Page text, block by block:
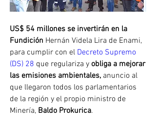
US$ 54 millones se invertirán en la
Fundición Hernán Videla Lira de Enami,
para cumplir con el Decreto Supremo
(DS) 28 que regulariza y obliga a mejorar
las emisiones ambientales, anuncio al
que llegaron todos los parlamentarios
de la región y el propio ministro de
Minería, Baldo Prokurica.